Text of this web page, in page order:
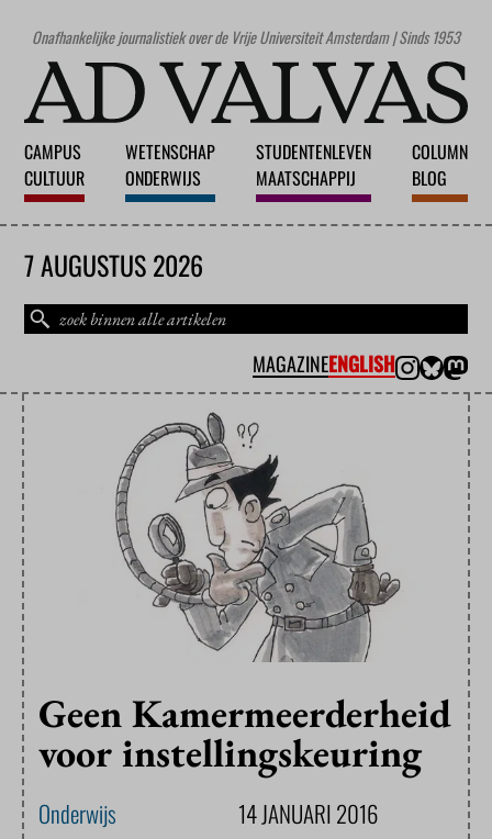
Onafhankelijke journalistiek over de Vrije Universiteit Amsterdam | Sinds 1953
CAMPUS
CULTUUR
WETENSCHAP
ONDERWIJS
STUDENTENLEVEN
MAATSCHAPPIJ
COLUMN
BLOG
7 AUGUSTUS 2026
MAGAZINEENGLISH
Geen Kamermeerderheid
voor instellingskeuring
Onderwijs 14 JANUARI 2016